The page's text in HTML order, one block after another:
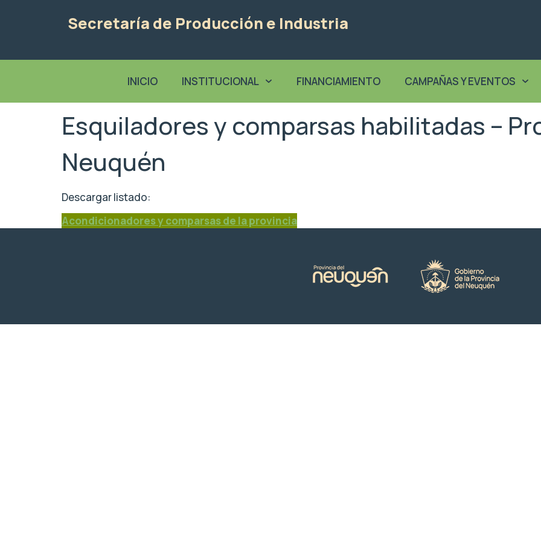
Secretaría de Producción e Industria
INICIO INSTITUCIONAL FINANCIAMIENTO CAMPAÑAS Y EVENTOS
Esquiladores y comparsas habilitadas –
Neuquén
Descargar listado:
Acondicionadores y comparsas de la provincia